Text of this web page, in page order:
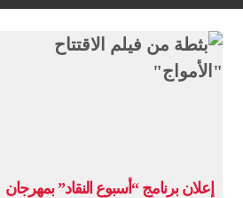
إعلان برنامج “أسبوع النقاد” بمهرجان